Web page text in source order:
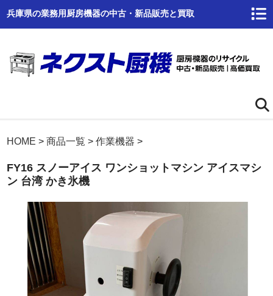
兵庫県の業務用厨房機器の中古・新品販売と買取
ホーム
ネクスト厨機とは
高価買取
商品倉庫
Q&A
HOME >商品一覧 >作業機器 >
FY16 スノーアイス ワンショットマシン アイスマシ
ン 台湾 かき氷機